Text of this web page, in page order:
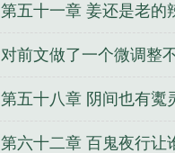
第五十一章 姜还是老的
对前文做了一个微调整
后续剧情
第五十八章 阴间也有魙
第六十二章 百鬼夜行让